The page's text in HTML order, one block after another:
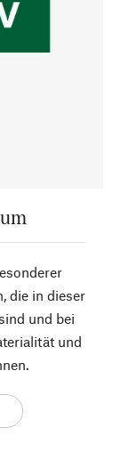
die in dieser
und bei
und